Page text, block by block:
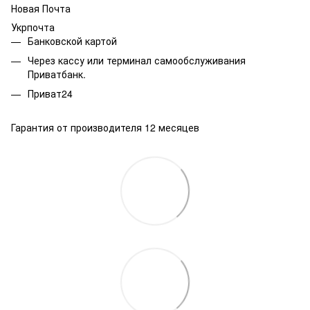
Новая Почта
Укрпочта
Банковской картой
Через кассу или терминал самообслуживания
Приватбанк.
Приват24
Гарантия от производителя 12 месяцев